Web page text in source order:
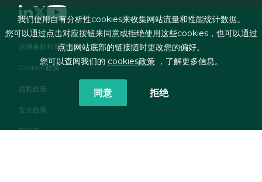
页脚菜单
法律条款和使用条件
Cookies 政策
隐私政策
安全政策
联络表
我们使用自有分析性cookies来收集网站流量和性能统计数据。
您可以通过点击对应按钮来同意或拒绝使用这些cookies，也可以通过
点击网站底部的链接随时更改您的偏好。
您可以查阅我们的 cookies政策，了解更多信息。
同意 拒绝